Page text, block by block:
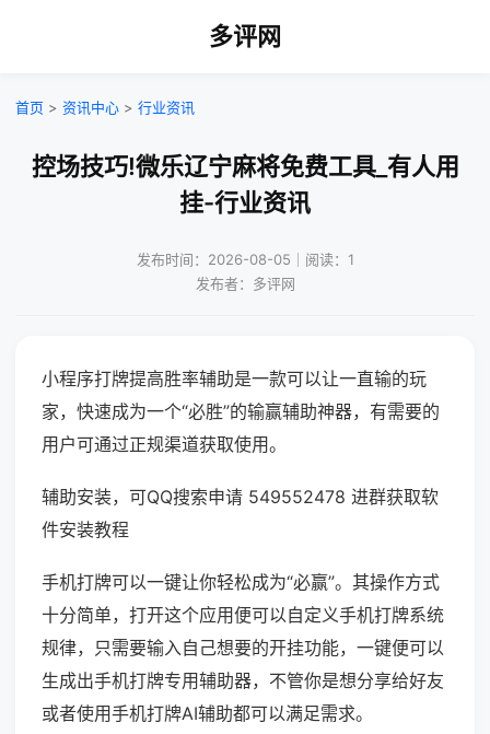
多评网
首页 > 资讯中心 > 行业资讯
控场技巧!微乐辽宁麻将免费工具_有人用
挂-行业资讯
发布时间：2026-08-05｜阅读：1
发布者：多评网
小程序打牌提高胜率辅助是一款可以让一直输的玩
家，快速成为一个“必胜”的输赢辅助神器，有需要的
用户可通过正规渠道获取使用。
辅助安装，可QQ搜索申请 549552478 进群获取软
件安装教程
手机打牌可以一键让你轻松成为“必赢”。其操作方式
十分简单，打开这个应用便可以自定义手机打牌系统
规律，只需要输入自己想要的开挂功能，一键便可以
生成出手机打牌专用辅助器，不管你是想分享给好友
或者使用手机打牌AI辅助都可以满足需求。